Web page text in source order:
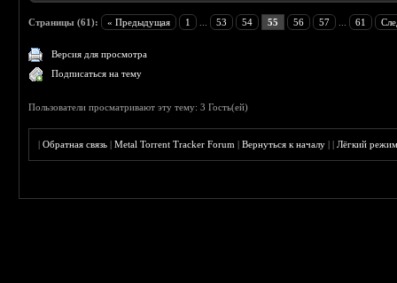
Страницы (61): « Предыдущая 1 53 54 55 56 57 61
Версия для просмотра
Подписаться на тему
Пользователи просматривают эту тему: 3 Гость(ей)
|Обратная связь |Metal Torrent Tracker Forum |Вернуться к началу ||Лёгкий